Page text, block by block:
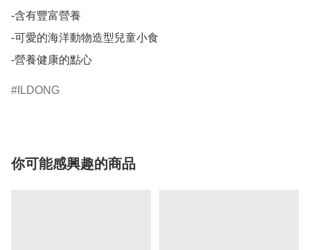
-含有豐富營養
-可愛的海洋動物造型兒童小食
-營養健康的點心
ILDONG
你可能感興趣的商品